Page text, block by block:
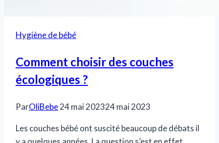
Hygiène de bébé
Comment choisir des couches
écologiques ?
ParOliBebe24 mai 202324 mai 2023
Les couches bébé ont suscité beaucoup de débats il